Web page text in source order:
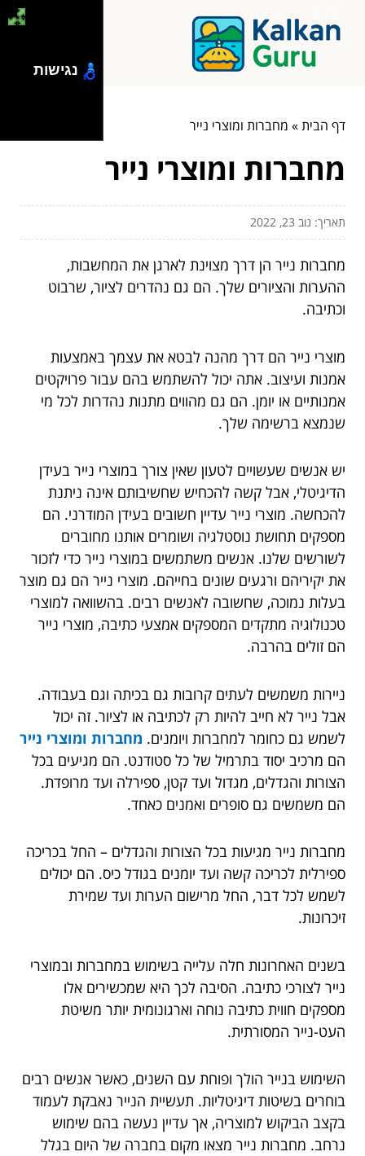
דף הבית» מחברות ומוצרי נייר
מחברות ומוצרי נייר
תאריך: נוב 23, 2022
מחברות נייר הן דרך מצוינת לארגן את המחשבות,
ההערות והציורים שלך. הם גם נהדרים לציור, שרבוט
וכתיבה.
מוצרי נייר הם דרך מהנה לבטא את עצמך באמצעות
אמנות ועיצוב. אתה יכול להשתמש בהם עבור פרויקטים
אמנותיים או יומן. הם גם מהווים מתנות נהדרות לכל מי
שנמצא ברשימה שלך.
יש אנשים שעשויים לטעון שאין צורך במוצרי נייר בעידן
הדיגיטלי, אבל קשה להכחיש שחשיבותם אינה ניתנת
להכחשה. מוצרי נייר עדיין חשובים בעידן המודרני. הם
מספקים תחושת נוסטלגיה ושומרים אותנו מחוברים
לשורשים שלנו. אנשים משתמשים במוצרי נייר כדי לזכור
את יקיריהם ורגעים שונים בחייהם. מוצרי נייר הם גם מוצר
בעלות נמוכה, שחשובה לאנשים רבים. בהשוואה למוצרי
טכנולוגיה מתקדים המספקים אמצעי כתיבה, מוצרי נייר
הם זולים בהרבה.
ניירות משמשים לעתים קרובות גם בכיתה וגם בעבודה.
אבל נייר לא חייב להיות רק לכתיבה או לציור. זה יכול
לשמש גם כחומר למחברות ויומנים. מחברות ומוצרי נייר
הם מרכיב יסוד בתרמיל של כל סטודנט. הם מגיעים בכל
הצורות והגדלים, מגדול ועד קטן, ספירלה ועד מרופדת.
הם משמשים גם סופרים ואמנים כאחד.
מחברות נייר מגיעות בכל הצורות והגדלים – החל בכריכה
ספירלית לכריכה קשה ועד יומנים בגודל כיס. הם יכולים
לשמש לכל דבר, החל מרישום הערות ועד שמירת
זיכרונות.
בשנים האחרונות חלה עלייה בשימוש במחברות ובמוצרי
נייר לצורכי כתיבה. הסיבה לכך היא שמכשירים אלו
מספקים חווית כתיבה נוחה וארגונומית יותר משיטת
העט-נייר המסורתית.
השימוש בנייר הולך ופוחת עם השנים, כאשר אנשים רבים
בוחרים בשיטות דיגיטליות. תעשיית הנייר נאבקת לעמוד
בקצב הביקוש למוצריה, אך עדיין נעשה בהם שימוש
נרחב. מחברות נייר מצאו מקום בחברה של היום בגלל
נגישות